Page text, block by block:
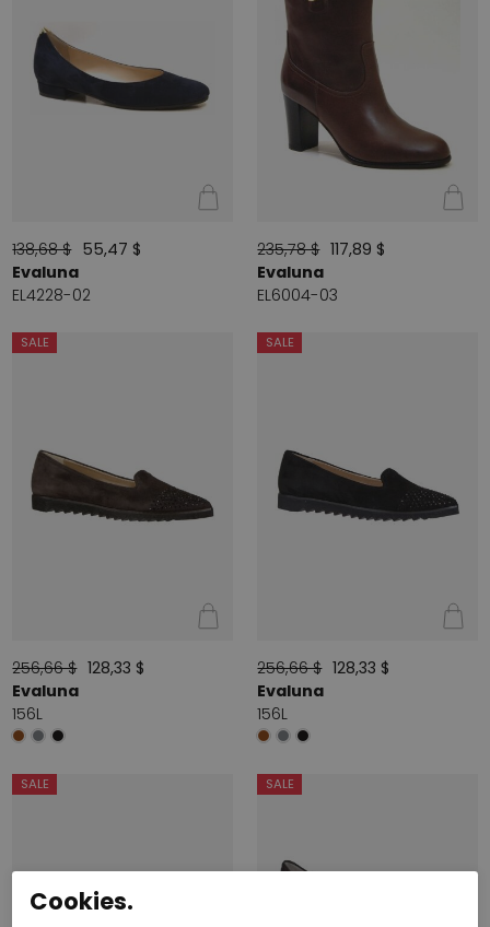
138,68 $ 55,47 $
Evaluna
EL4228-02
235,78 $ 117,89 $
Evaluna
EL6004-03
SALE
256,66 $ 128,33 $
Evaluna
156L
SALE
256,66 $ 128,33 $
Evaluna
156L
SALE SALE
Cookies.